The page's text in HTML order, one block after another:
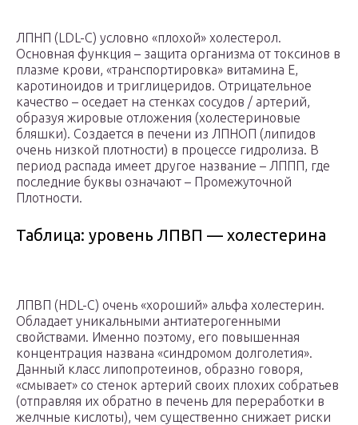
ЛПНП (LDL-С) условно «плохой» холестерол.
Основная функция – защита организма от токсинов в
плазме крови, «транспортировка» витамина E,
каротиноидов и триглицеридов. Отрицательное
качество – оседает на стенках сосудов / артерий,
образуя жировые отложения (холестериновые
бляшки). Создается в печени из ЛПНОП (липидов
очень низкой плотности) в процессе гидролиза. В
период распада имеет другое название – ЛППП, где
последние буквы означают – Промежуточной
Плотности.
Таблица: уровень ЛПВП — холестерина
ЛПВП (HDL-С) очень «хороший» альфа холестерин.
Обладает уникальными антиатерогенными
свойствами. Именно поэтому, его повышенная
концентрация названа «синдромом долголетия».
Данный класс липопротеинов, образно говоря,
«смывает» со стенок артерий своих плохих собратьев
(отправляя их обратно в печень для переработки в
желчные кислоты), чем существенно снижает риски